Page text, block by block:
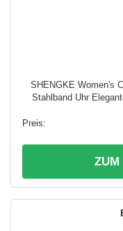
SHENGKE Women's
Stahlband Uhr
ZUM